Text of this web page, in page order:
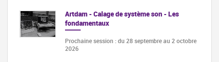
Artdam - Calage de système son - Les
fondamentaux
Prochaine session : du 28 septembre au 2 octobre
2026